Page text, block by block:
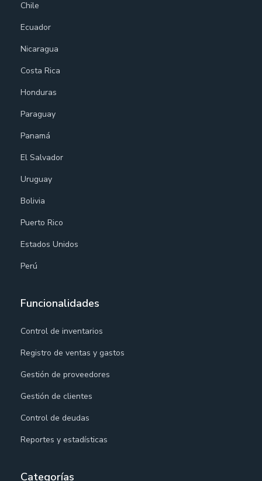
Chile
Ecuador
Nicaragua
Costa Rica
Honduras
Paraguay
Panamá
El Salvador
Uruguay
Bolivia
Puerto Rico
Estados Unidos
Perú
Funcionalidades
Control de inventarios
Registro de ventas y gastos
Gestión de proveedores
Gestión de clientes
Control de deudas
Reportes y estadísticas
Categorías